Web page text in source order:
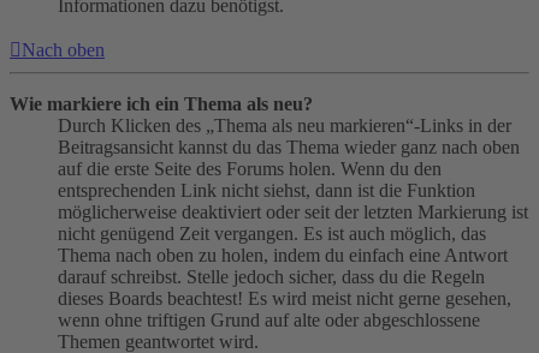
Informationen dazu benötigst.
Nach oben
Wie markiere ich ein Thema als neu?
Durch Klicken des „Thema als neu markieren“-Links in der
Beitragsansicht kannst du das Thema wieder ganz nach oben
auf die erste Seite des Forums holen. Wenn du den
entsprechenden Link nicht siehst, dann ist die Funktion
möglicherweise deaktiviert oder seit der letzten Markierung ist
nicht genügend Zeit vergangen. Es ist auch möglich, das
Thema nach oben zu holen, indem du einfach eine Antwort
darauf schreibst. Stelle jedoch sicher, dass du die Regeln
dieses Boards beachtest! Es wird meist nicht gerne gesehen,
wenn ohne triftigen Grund auf alte oder abgeschlossene
Themen geantwortet wird.